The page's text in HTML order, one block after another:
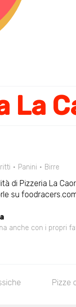
La
Panini Birre
di Pizzeria La
su
anche con i propri
Pizze